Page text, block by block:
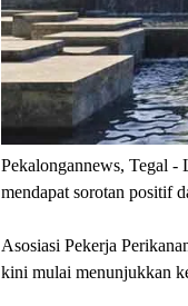
Pekalongannews, Tegal -
mendapat sorotan positif
Asosiasi Pekerja
kini mulai menunjukkan